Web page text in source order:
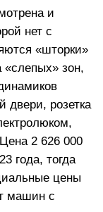
и
нет с
«шторки»
«слепых» зон,
двери, розетка
2 626 000
года, тогда
цены
машин с